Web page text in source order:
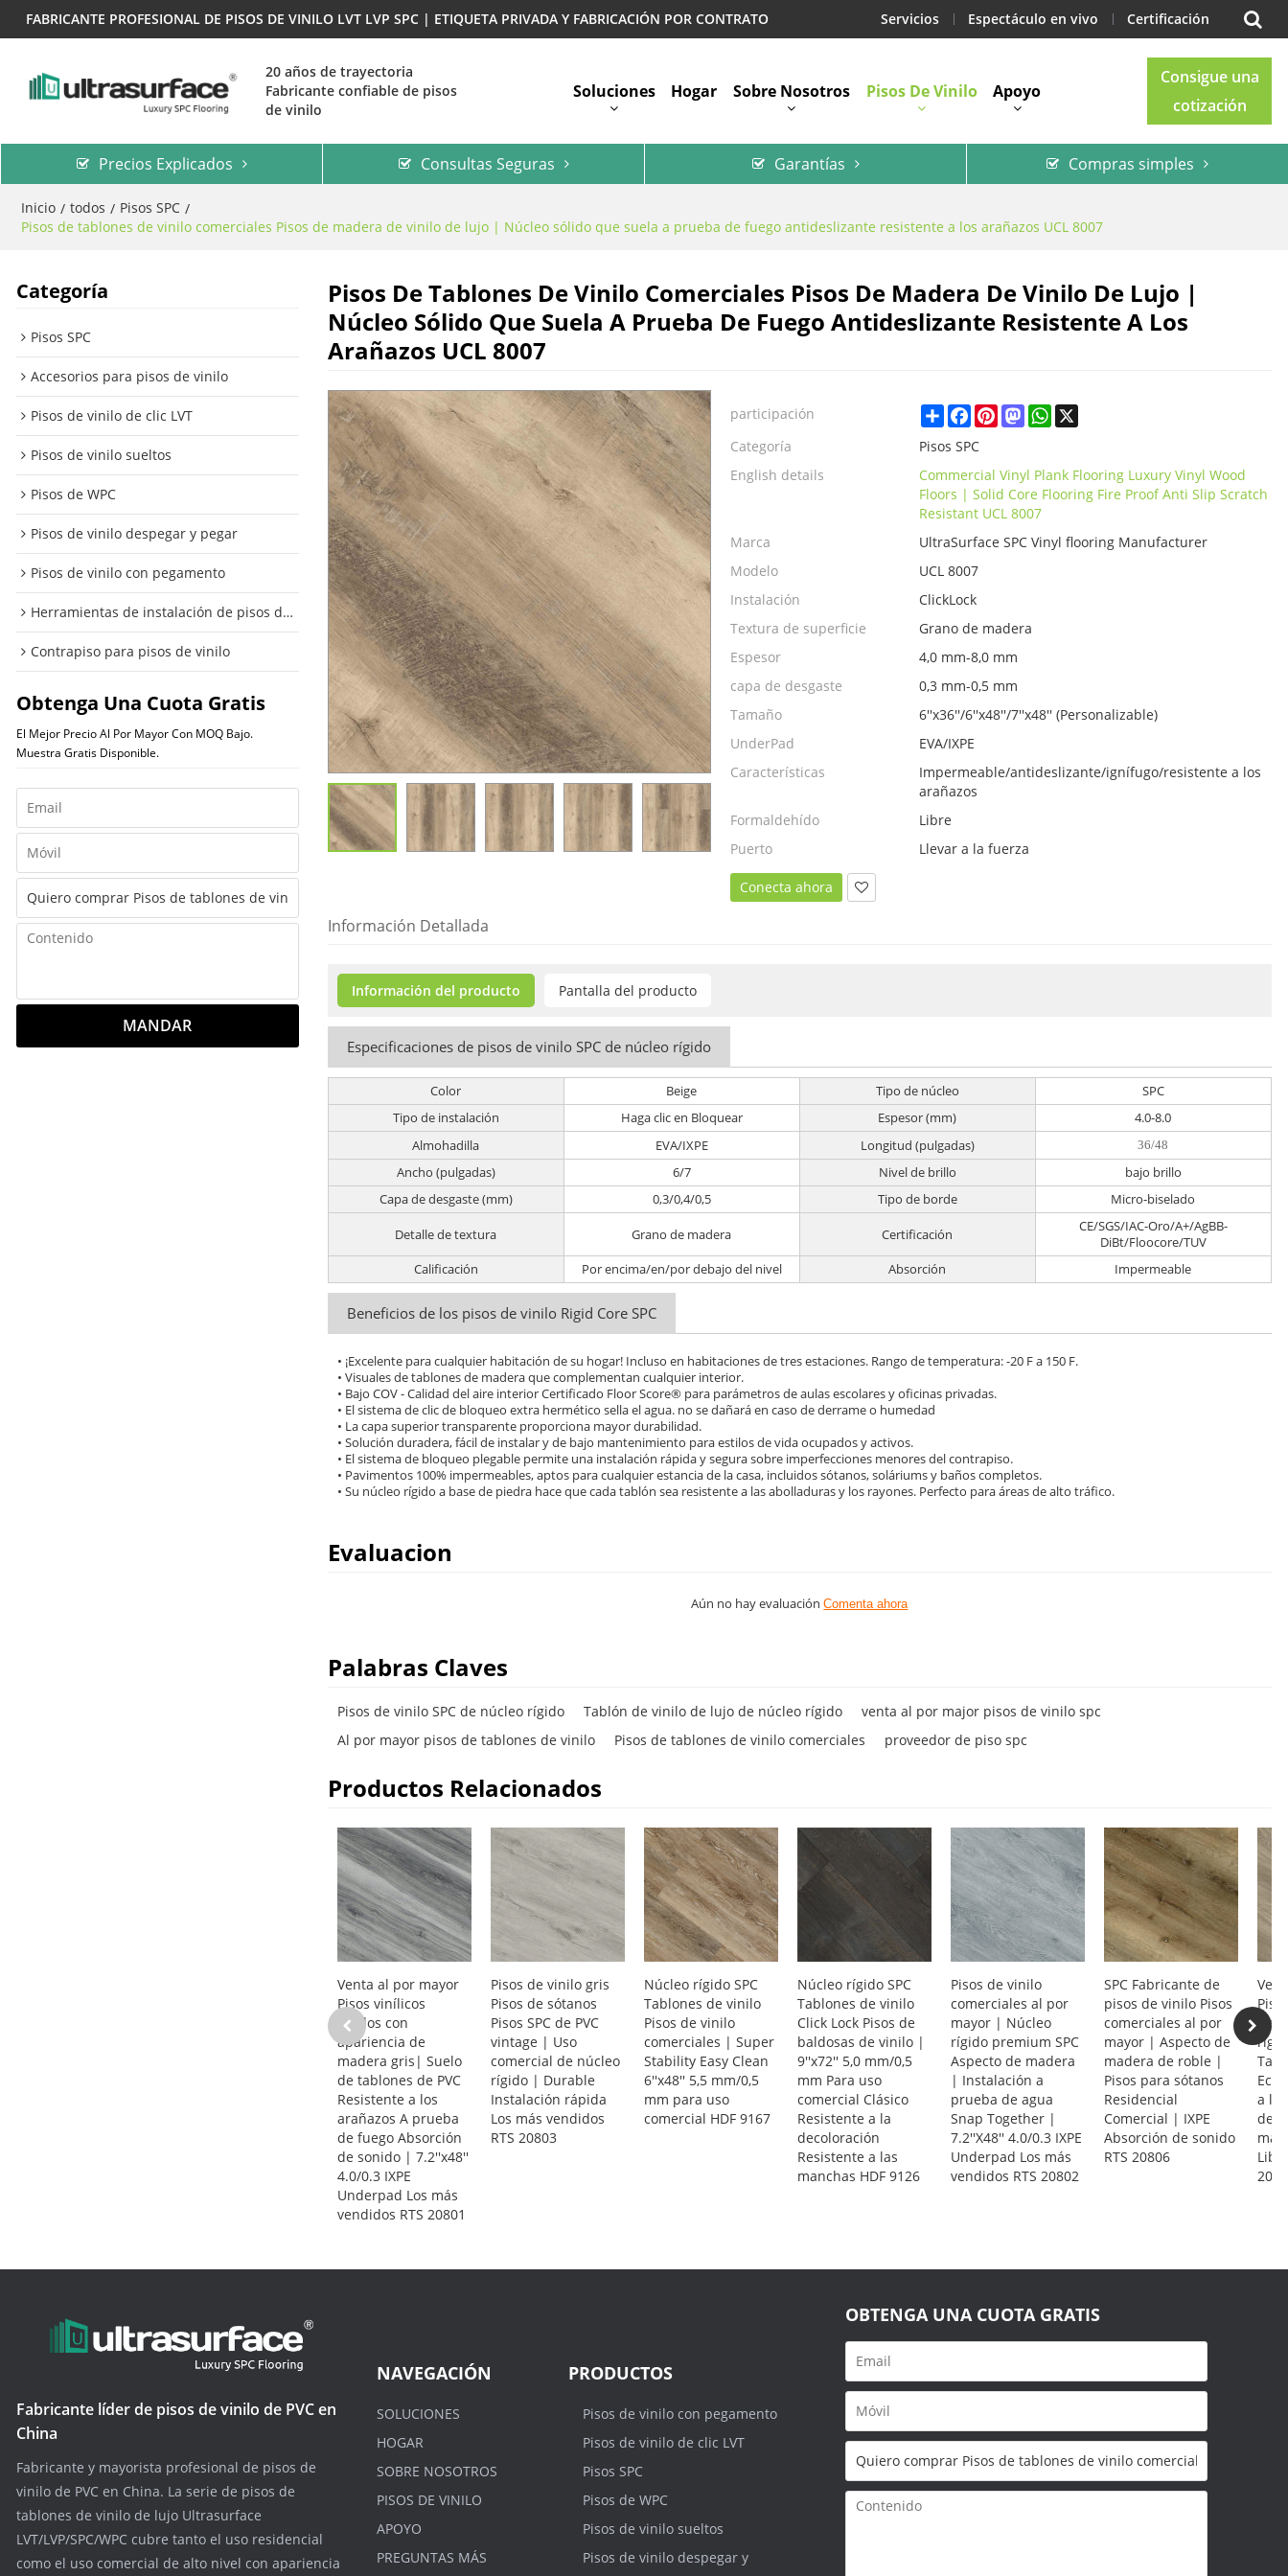
FABRICANTE PROFESIONAL DE PISOS DE VINILO LVT LVP SPC | ETIQUETA PRIVADA Y FABRICACIÓN POR CONTRATO Servicios Espectáculo en vivo Certificación
20 años de trayectoria
Fabricante confiable de pisos
de vinilo
Soluciones Hogar Sobre Nosotros Pisos De Vinilo Apoyo
Consigue una
cotización
Precios Explicados Consultas Seguras Garantías Compras simples
Inicio / todos / Pisos SPC /
Pisos de tablones de vinilo comerciales Pisos de madera de vinilo de lujo | Núcleo sólido que suela a prueba de fuego antideslizante resistente a los arañazos UCL 8007
Categoría
Pisos SPC
Accesorios para pisos de vinilo
Pisos de vinilo de clic LVT
Pisos de vinilo sueltos
Pisos de WPC
Pisos de vinilo despegar y pegar
Pisos de vinilo con pegamento
Herramientas de instalación de pisos de vinilo
Contrapiso para pisos de vinilo
Obtenga Una Cuota Gratis
El Mejor Precio Al Por Mayor Con MOQ Bajo.
Muestra Gratis Disponible.
MANDAR
Pisos De Tablones De Vinilo Comerciales Pisos De Madera De Vinilo De Lujo |
Núcleo Sólido Que Suela A Prueba De Fuego Antideslizante Resistente A Los
Arañazos UCL 8007
participación ShareFacebookPinterestMastodonWhatsApp
Categoría
Pisos SPC
English details
Commercial Vinyl Plank Flooring Luxury Vinyl Wood
Floors | Solid Core Flooring Fire Proof Anti Slip Scratch
Resistant UCL 8007
Marca
UltraSurface SPC Vinyl flooring Manufacturer
Modelo
UCL 8007
Instalación
ClickLock
Textura de superficie
Grano de madera
Espesor
4,0 mm-8,0 mm
capa de desgaste
0,3 mm-0,5 mm
Tamaño
6''x36''/6''x48''/7''x48'' (Personalizable)
UnderPad
EVA/IXPE
Características
Impermeable/antideslizante/ignífugo/resistente a los
arañazos
Formaldehído
Libre
Puerto
Llevar a la fuerza
Conecta ahora
Información Detallada
Información del producto Pantalla del producto
Especificaciones de pisos de vinilo SPC de núcleo rígido
Color Beige Tipo de núcleo
SPC
Tipo de instalación
Haga clic en Bloquear Espesor (mm)
4.0-8.0
Almohadilla
EVA/IXPE Longitud (pulgadas) 36/48
Ancho (pulgadas) 6/7 Nivel de brillo
bajo brillo
Capa de desgaste (mm)
0,3/0,4/0,5 Tipo de borde Micro-biselado
Detalle de textura Grano de madera Certificación
CE/SGS/IAC-Oro/A+/AgBB-
DiBt/Floocore/TUV
Calificación
Por encima/en/por debajo del nivel Absorción Impermeable
Beneficios de los pisos de vinilo Rigid Core SPC
• ¡Excelente para cualquier habitación de su hogar! Incluso en habitaciones de tres estaciones. Rango de temperatura: -20 F a 150 F.
• Visuales de tablones de madera que complementan cualquier interior.
• Bajo COV - Calidad del aire interior Certificado Floor Score® para parámetros de aulas escolares y oficinas privadas.
• El sistema de clic de bloqueo extra hermético sella el agua. no se dañará en caso de derrame o humedad
• La capa superior transparente proporciona mayor durabilidad.
• Solución duradera, fácil de instalar y de bajo mantenimiento para estilos de vida ocupados y activos.
• El sistema de bloqueo plegable permite una instalación rápida y segura sobre imperfecciones menores del contrapiso.
• Pavimentos 100% impermeables, aptos para cualquier estancia de la casa, incluidos sótanos, soláriums y baños completos.
• Su núcleo rígido a base de piedra hace que cada tablón sea resistente a las abolladuras y los rayones. Perfecto para áreas de alto tráfico.
Evaluacion
Aún no hay evaluaciónComenta ahora
Palabras Claves
Pisos de vinilo SPC de núcleo rígido Tablón de vinilo de lujo de núcleo rígido
venta al por major pisos de vinilo spc
Al por mayor pisos de tablones de vinilo
Pisos de tablones de vinilo comerciales proveedor de piso spc
Productos Relacionados
Venta al por mayor
Pisos vinílicos
rígidos con
apariencia de
madera gris| Suelo
de tablones de PVC
Resistente a los
arañazos A prueba
de fuego Absorción
de sonido | 7.2''x48''
4.0/0.3 IXPE
Underpad Los más
vendidos RTS 20801
Pisos de vinilo gris
Pisos de sótanos
Pisos SPC de PVC
vintage | Uso
comercial de núcleo
rígido | Durable
Instalación rápida
Los más vendidos
RTS 20803
Núcleo rígido SPC
Tablones de vinilo
Pisos de vinilo
comerciales | Super
Stability Easy Clean
6''x48'' 5,5 mm/0,5
mm para uso
comercial HDF 9167
Núcleo rígido SPC
Tablones de vinilo
Click Lock Pisos de
baldosas de vinilo |
9''x72'' 5,0 mm/0,5
mm Para uso
comercial Clásico
Resistente a la
decoloración
Resistente a las
manchas HDF 9126
Pisos de vinilo
comerciales al por
mayor | Núcleo
rígido premium SPC
Aspecto de madera
| Instalación a
prueba de agua
Snap Together |
7.2''X48'' 4.0/0.3 IXPE
Underpad Los más
vendidos RTS 20802
SPC Fabricante de
pisos de vinilo Pisos
comerciales al por
mayor | Aspecto de
madera de roble |
Pisos para sótanos
Residencial
Comercial | IXPE
Absorción de sonido
RTS 20806
a
de
Fabricante líder de pisos de vinilo de PVC en
China
Fabricante y mayorista profesional de pisos de
vinilo de PVC en China. La serie de pisos de
tablones de vinilo de lujo Ultrasurface
LVT/LVP/SPC/WPC cubre tanto el uso residencial
como el uso comercial de alto nivel con apariencia
NAVEGACIÓN
SOLUCIONES
HOGAR
SOBRE NOSOTROS
PISOS DE VINILO
APOYO
PREGUNTAS MÁS
PRODUCTOS
Pisos de vinilo con pegamento
Pisos de vinilo de clic LVT
Pisos SPC
Pisos de WPC
Pisos de vinilo sueltos
Pisos de vinilo despegar y
OBTENGA UNA CUOTA GRATIS